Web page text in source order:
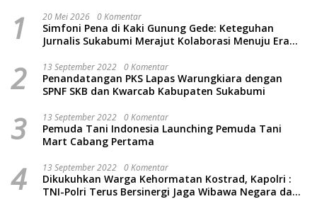
1 20 Mei 2026 0 Komentar
Simfoni Pena di Kaki Gunung Gede: Keteguhan
Jurnalis Sukabumi Merajut Kolaborasi Menuju Era
2 13 September 2022 0 Komentar
Penandatangan PKS Lapas Warungkiara dengan
SPNF SKB dan Kwarcab Kabupaten Sukabumi
3 13 September 2022 0 Komentar
Pemuda Tani Indonesia Launching Pemuda Tani
Mart Cabang Pertama
4 13 September 2022 0 Komentar
Dikukuhkan Warga Kehormatan Kostrad, Kapolri :
TNI-Polri Terus Bersinergi Jaga Wibawa Negara dan